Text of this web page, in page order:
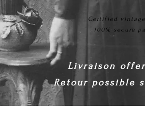
Certified
100% secure
Livraison
Retour possible